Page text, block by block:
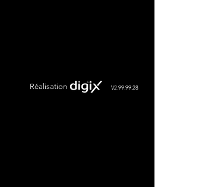
Réalisation V2.99.99.28